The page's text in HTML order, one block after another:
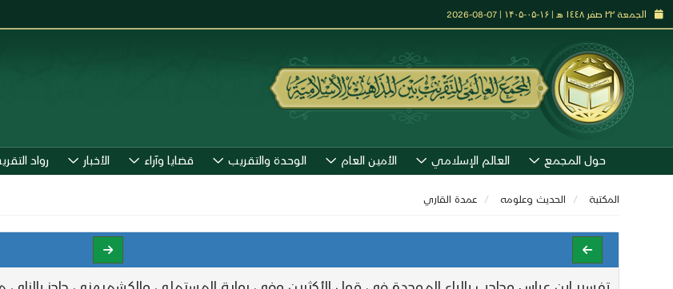
الجمعة ٢٢ صفر ١٤٤٨ هـ | ۱۶-۰۵-۱۴۰۵ | 07-08-2026
حول المجمع العالم الإسلامي الأمين العام الوحدة والتقريب قضايا وآراء الأخبار رواد
المكتبة الحديث وعلومه عمدة القاري
تفسير ابن عباس وحاجب بالباء الموحدة في قول الأكثرين وفي رواية المستملي والكشميهني حاجز بالزاي